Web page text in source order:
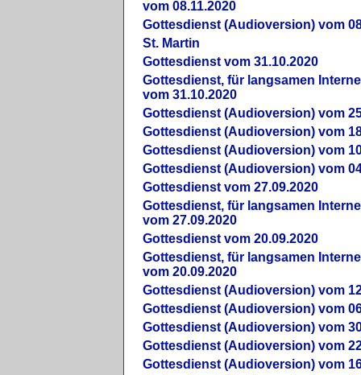
vom 08.11.2020
Gottesdienst (Audioversion) vom
St. Martin
Gottesdienst vom 31.10.2020
Gottesdienst, für langsamen
vom 31.10.2020
Gottesdienst (Audioversion) vom
Gottesdienst (Audioversion) vom
Gottesdienst (Audioversion) vom
Gottesdienst (Audioversion) vom
Gottesdienst vom 27.09.2020
Gottesdienst, für langsamen
vom 27.09.2020
Gottesdienst vom 20.09.2020
Gottesdienst, für langsamen
vom 20.09.2020
Gottesdienst (Audioversion) vom
Gottesdienst (Audioversion) vom
Gottesdienst (Audioversion) vom
Gottesdienst (Audioversion) vom
Gottesdienst (Audioversion) vom